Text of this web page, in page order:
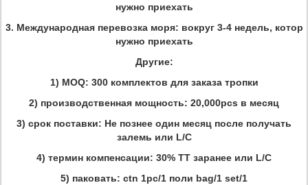
нужно приехать
3. Международная перевозка моря: вокруг 3-4 недель, котор
нужно приехать
Другие:
1) MOQ: 300 комплектов для заказа тропки
2) производственная мощность: 20,000pcs в месяц
3) срок поставки: Не познее один месяц после получать
залемь или L/C
4) термин компенсации: 30% TT заранее или L/C
5) паковать: ctn 1pc/1 поли bag/1 set/1